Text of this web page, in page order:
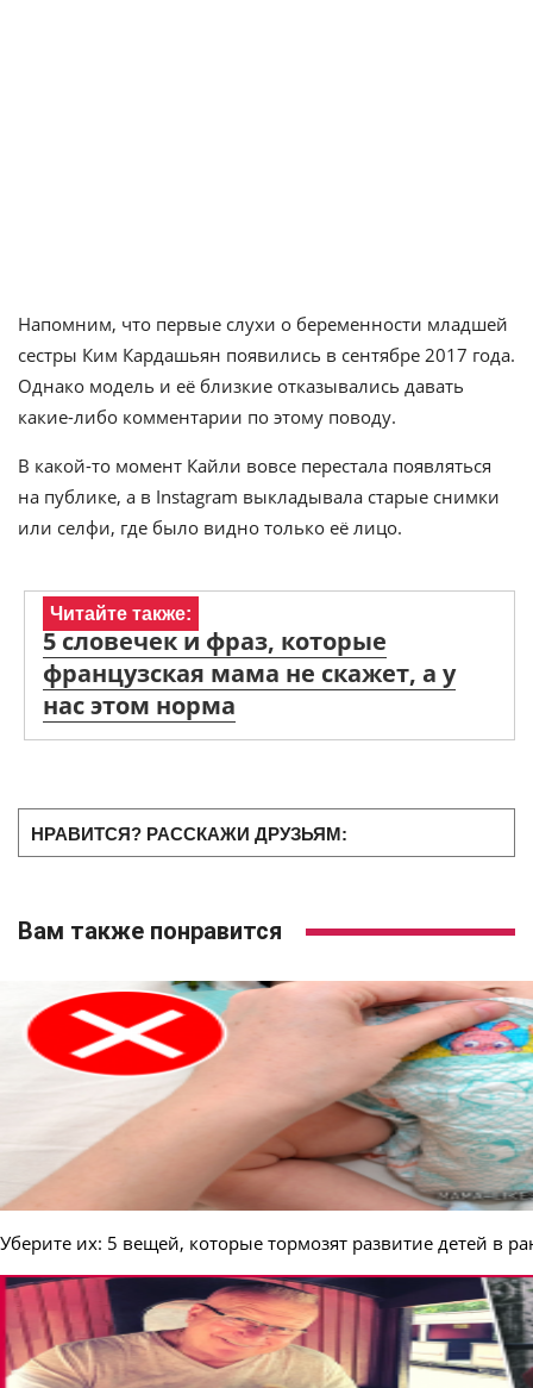
Напомним, что первые слухи о беременности младшей
сестры Ким Кардашьян появились в сентябре 2017 года.
Однако модель и её близкие отказывались давать
какие-либо комментарии по этому поводу.
В какой-то момент Кайли вовсе перестала появляться
на публике, а в Instagram выкладывала старые снимки
или селфи, где было видно только её лицо.
Читайте также:
5 словечек и фраз, которые
французская мама не скажет, а у
нас этом норма
НРАВИТСЯ? РАССКАЖИ ДРУЗЬЯМ:
Вам также понравится
Уберите их: 5 вещей, которые тормозят развитие детей в